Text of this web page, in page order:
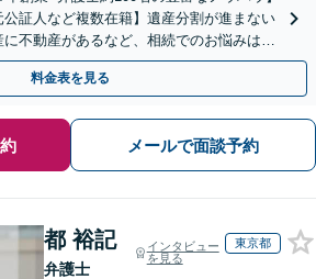
公証人など複数在籍】遺産分割が進まない
不動産があるなど、相続でのお悩みはご
登記・税も対応】
料金表を見る
メールで面談予約
都 裕記
弁護士
インタビュー
を見る
東京都